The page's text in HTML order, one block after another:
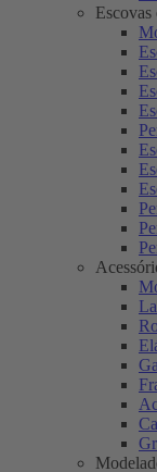
Escovas